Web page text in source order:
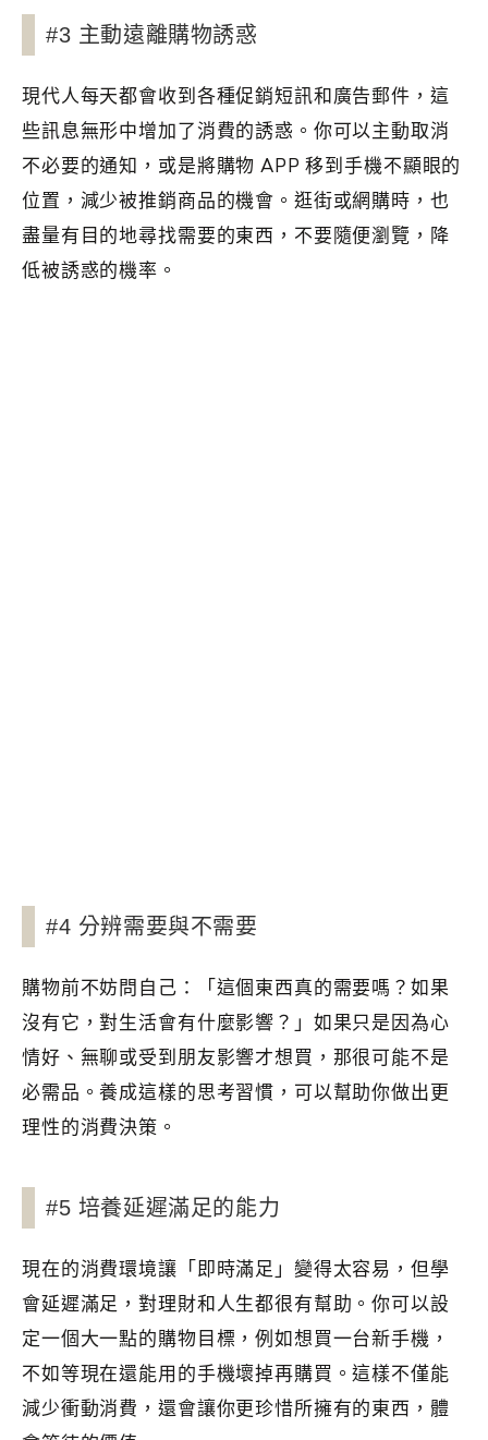
#3 主動遠離購物誘惑
現代人每天都會收到各種促銷短訊和廣告郵件，這
些訊息無形中增加了消費的誘惑。你可以主動取消
不必要的通知，或是將購物 APP 移到手機不顯眼的
位置，減少被推銷商品的機會。逛街或網購時，也
盡量有目的地尋找需要的東西，不要隨便瀏覽，降
低被誘惑的機率。
#4 分辨需要與不需要
購物前不妨問自己：「這個東西真的需要嗎？如果
沒有它，對生活會有什麼影響？」如果只是因為心
情好、無聊或受到朋友影響才想買，那很可能不是
必需品。養成這樣的思考習慣，可以幫助你做出更
理性的消費決策。
#5 培養延遲滿足的能力
現在的消費環境讓「即時滿足」變得太容易，但學
會延遲滿足，對理財和人生都很有幫助。你可以設
定一個大一點的購物目標，例如想買一台新手機，
不如等現在還能用的手機壞掉再購買。這樣不僅能
減少衝動消費，還會讓你更珍惜所擁有的東西，體